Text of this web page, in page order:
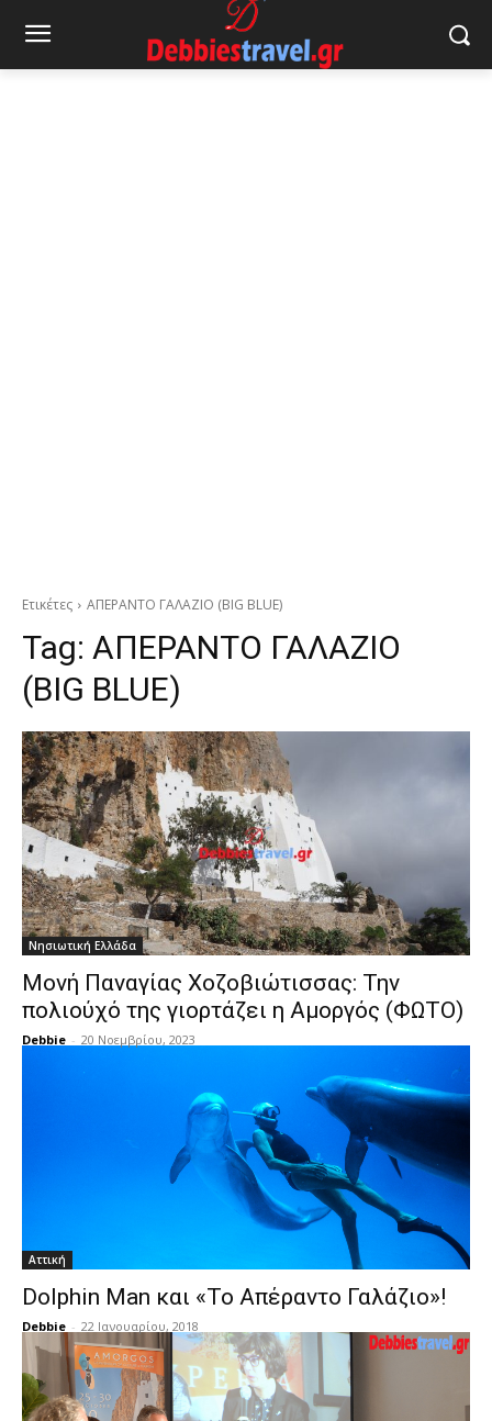
Ετικέτες ΑΠΕΡΑΝΤΟ ΓΑΛΑΖΙΟ (BIG BLUE)
Tag: ΑΠΕΡΑΝΤΟ ΓΑΛΑΖΙΟ
(BIG BLUE)
Νησιωτική Ελλάδα
Μονή Παναγίας Χοζοβιώτισσας: Την
πολιούχό της γιορτάζει η Αμοργός (ΦΩΤΟ)
Debbie - 20 Νοεμβρίου, 2023
Αττική
Dolphin Man και «Το Απέραντο Γαλάζιο»!
Debbie - 22 Ιανουαρίου, 2018